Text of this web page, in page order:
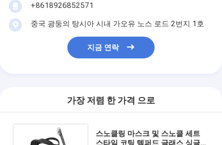
+8618926852571
중국 광둥의 탕시아 시내 가오유 노스 로드 2번지 1호
지금 연락
가장 저렴 한 가격 으로
스노클링 마스크 및 스노클 세트
스타일 코팅 템퍼드 글래스 싱글